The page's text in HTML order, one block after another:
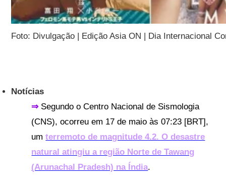
Foto: Divulgação | Edição Asia ON | Dia Internacional
Notícias
⇒ Segundo o Centro Nacional de Sismologia
(CNS), ocorreu em 17 de maio às 07:23 [BRT],
umterremoto de magnitude 4.2. O desastre
natural atingiu a região Norte de Tawang
(Arunachal Pradesh) na Índia.